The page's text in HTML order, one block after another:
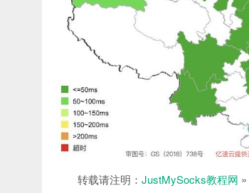
转载请注明： JustMySocks教程网 »